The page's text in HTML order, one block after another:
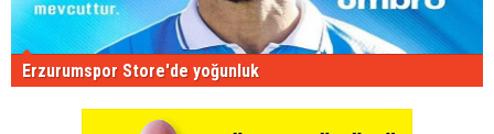
Erzurumspor Store'de yoğunluk